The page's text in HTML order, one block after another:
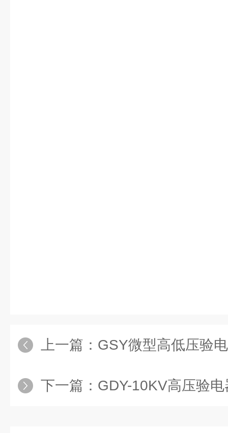
上一篇： GSY微型高低压验
下一篇： GDY-10KV高压验